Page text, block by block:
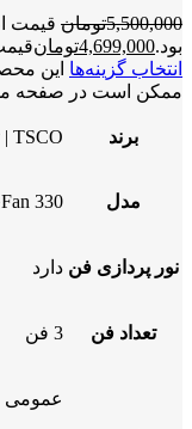
5,500,000تومان
بود.4,699,000تومانقیمت
انتخاب گزینه‌ها این
ممکن است در صفحه
برند TSCO | تسکو
مدل 330
نور پردازی فن دارد
تعداد فن 3 فن
عمومی